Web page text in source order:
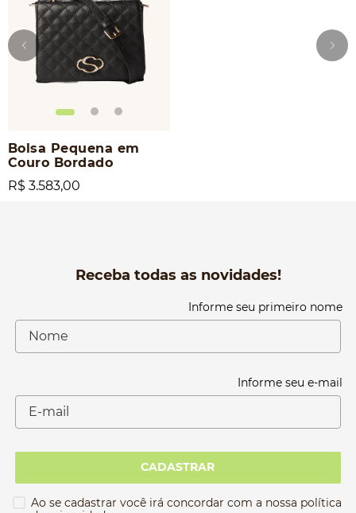
Bolsa Pequena em
Couro Bordado
R$ 3.583,00
Receba todas as novidades!
Informe seu primeiro nome
Informe seu e-mail
CADASTRAR
Ao se cadastrar você irá concordar com a nossa política